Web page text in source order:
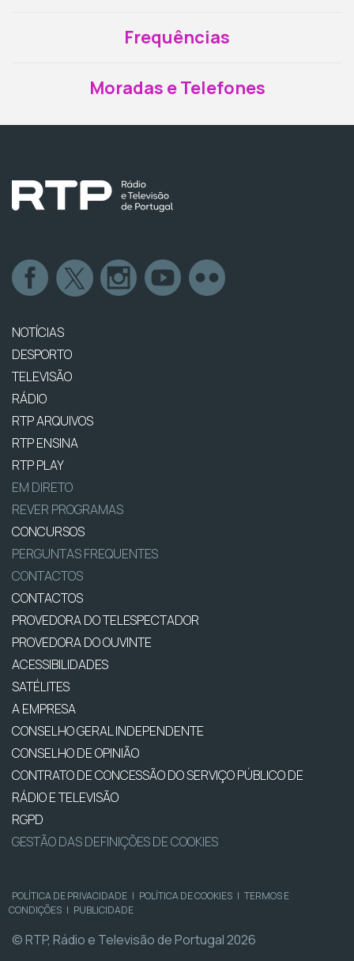
Frequências
Moradas e Telefones
NOTÍCIAS
DESPORTO
TELEVISÃO
RÁDIO
RTP ARQUIVOS
RTP ENSINA
RTP PLAY
EM DIRETO
REVER PROGRAMAS
CONCURSOS
PERGUNTAS FREQUENTES
CONTACTOS
CONTACTOS
PROVEDORA DO TELESPECTADOR
PROVEDORA DO OUVINTE
ACESSIBILIDADES
SATÉLITES
A EMPRESA
CONSELHO GERAL INDEPENDENTE
CONSELHO DE OPINIÃO
CONTRATO DE CONCESSÃO DO SERVIÇO PÚBLICO DE
RÁDIO E TELEVISÃO
RGPD
GESTÃO DAS DEFINIÇÕES DE COOKIES
POLÍTICA DE PRIVACIDADE | POLÍTICA DE COOKIES | TERMOS E
CONDIÇÕES | PUBLICIDADE
© RTP, Rádio e Televisão de Portugal 2026